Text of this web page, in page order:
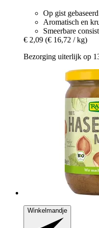
Op gist gebaseerd
Aromatisch en
Smeerbare
€ 2,09 (€ 16,72 / kg)
Bezorging uiterlijk op
Winkelmandje